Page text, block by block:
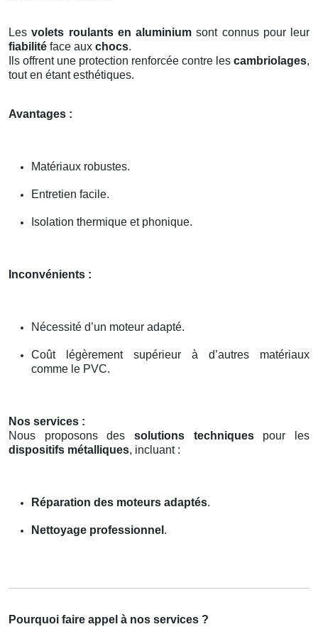
Lesvolets roulants en aluminium sont connus pour leur
fiabilité face aux chocs.
Ils offrent une protection renforcée contre les cambriolages,
tout en étant esthétiques.
Avantages :
Matériaux robustes.
Entretien facile.
Isolation thermique et phonique.
Inconvénients :
Nécessité d’un moteur adapté.
Coût légèrement supérieur à d’autres matériaux
comme le PVC.
Nos services :
Nous proposons des solutions techniquespour les
dispositifs métalliques, incluant :
Réparation des moteurs adaptés.
Nettoyage professionnel .
Pourquoi faire appel à nos services ?